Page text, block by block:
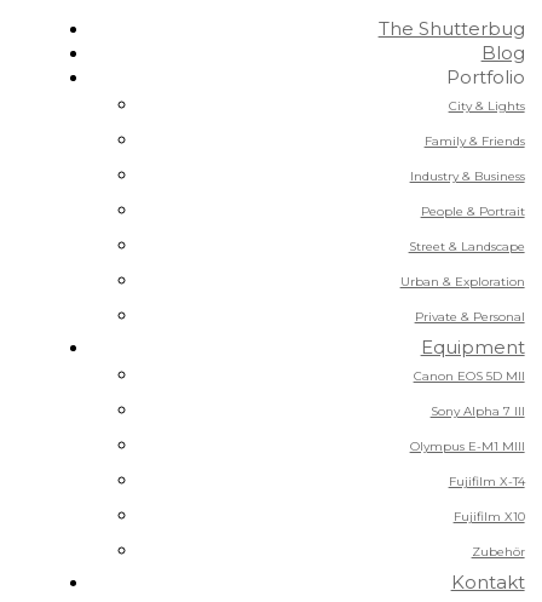
The Shutterbug
Blog
Portfolio
City & Lights
Family & Friends
Industry & Business
People & Portrait
Street & Landscape
Urban & Exploration
Private & Personal
Equipment
Canon EOS 5D MII
Sony Alpha 7 III
Olympus E-M1 MIII
Fujifilm X-T4
Fujifilm X10
Zubehör
Kontakt